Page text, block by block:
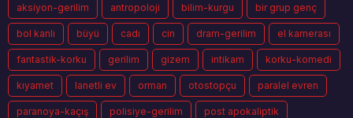
aksiyon-gerilim antropoloji bilim-kurgu bir grup genç
bol kanlı büyü cadı cin dram-gerilim el kamerası
fantastik-korku gerilim gizem intikam korku-komedi
kıyamet lanetli ev orman otostopçu paralel evren
paranoya-kaçış polisiye-gerilim post apokaliptik